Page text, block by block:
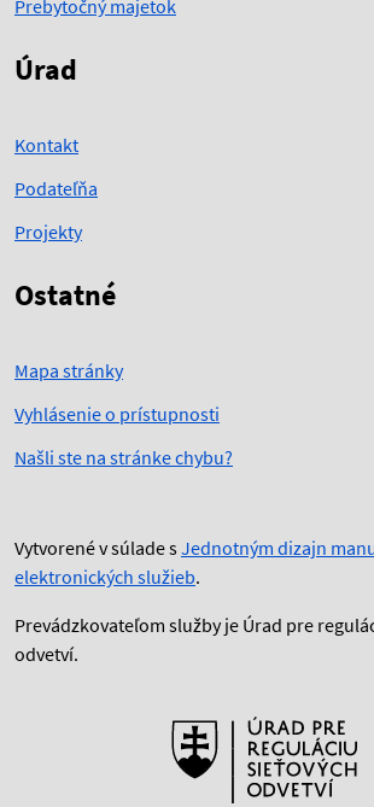
Prebytočný majetok
Úrad
Kontakt
Podateľňa
Projekty
Ostatné
Mapa stránky
Vyhlásenie o prístupnosti
Našli ste na stránke chybu?
Vytvorené v súlade sJednotným dizajn
elektronických služieb.
Prevádzkovateľom služby je Úrad pre
odvetví.